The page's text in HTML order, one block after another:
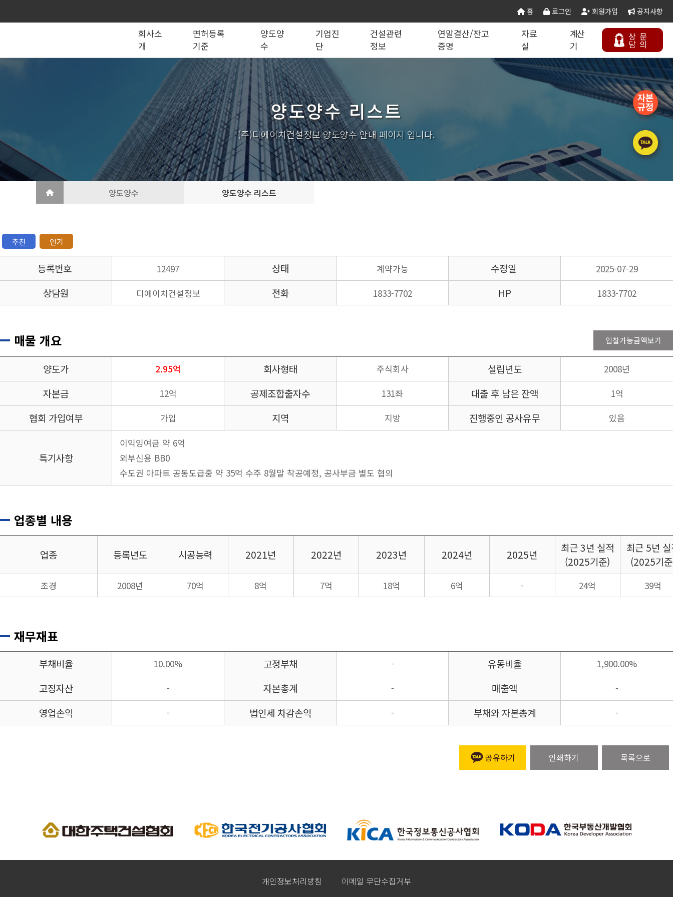
홈 로그인 회원가입 공지사항
회사소
개
면허등록
기준
양도양
수
기업진
단
건설관련
정보
연말결산/잔고
증명
자료
실
계산
기
상
담
문
의
회사소개 사업영역
전문건설업
지반조성·포장공사업
실내건축공사업
도장·습식·방수·석공사업
조경식재·시설물공사업
철근·콘크리트공사업
구조물해체·비계공사업
상·하수도설비공사업
철도·궤도공사업
철강구조물공사업
수중·준설공사업
승강기·삭도공사업
시설물유지관리업(폐지)
기계설비·가스공사업
가스·난방공사업
금속·창호·지붕
전기공사업
소방시설공사업
대지조성사업자
나무병원
산림사업법인
엔지니어링사업자
개인하수처리시설·
설계시공업
승강기유지관리업
등록절차
상담하기
양도양수 리스트
공제조합 실태조사 기재사항변경 건설컬럼
국가계약법령관계서식 건설업등록서식 건설공무서식
실질자본금 계산기
양도양수 리스트
(주)디에이치건설정보 양도양수 안내 페이지 입니다.
양도양수 양도양수 리스트
추천 인기
등록번호 12497 상태 계약가능 수정일 2025-07-29
상담원 디에이치건설정보 전화 1833-7702 HP 1833-7702
매물 개요 입찰가능금액보기
양도가 2.95억 회사형태 주식회사 설립년도 2008년
자본금 12억 공제조합출자수 131좌 대출 후 남은 잔액 1억
협회 가입여부 가입 지역 지방 진행중인 공사유무 있음
특기사항
이익잉여금 약 6억
외부신용 BB0
수도권 아파트 공동도급중 약 35억 수주 8월말 착공예정, 공사부금 별도 협의
업종별 내용
업종 등록년도 시공능력 2021년 2022년 2023년 2024년 2025년
최근3년 실적
(2025기준)
최근 5년
(2025기
조경 2008년 70억 8억 7억 18억 6억 - 24억 39억
재무재표
부채비율 10.00% 고정부채 - 유동비율 1,900.00%
고정자산 - 자본총계 - 매출액 -
영업손익 - 법인세 차감손익 - 부채와 자본총계 -
공유하기 인쇄하기 목록으로
개인정보처리방침 이메일 무단수집거부